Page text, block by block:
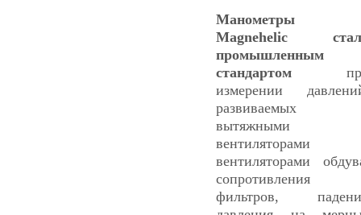
Манометры
Magnehelic
промышленным
стандартом
измерении
развиваемых
вытяжными
вентиляторами
вентиляторами
сопротивления
фильтров,